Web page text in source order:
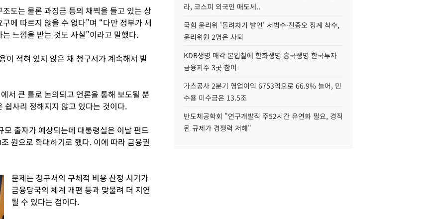
도는 물론 과징금 등의 채찍을 들고 있는 상
에 따르지 않을 수 없다”며 “다만 정부가 세
느낌을 받는 것도 사실”이라고 말했다.
이 적혀 있지 않은 채 청구서가 계속해서 발
서 큰 틀로 논의되고 언론을 통해 보도될 뿐
쉽사리 정해지지 않고 있다는 것이다.
출자가 예상되는데 대통령실은 이날 펀드
원으로 확대하기로 했다. 이에 따라 금융권
문제는 청구서의 구체적 비용 산정 시기가
금융당국의 체계 개편 등과 맞물려 더 지연
될 수 있다는 점이다.
라, 코스피 외국인 매도세..
국힘 윤리위 '돌려차기 발언' 서범수·진종오 징계 착수,
윤리위원 2명은 사퇴
KDB생명 매각 본입찰에 한화생명 흥국생명 한국투자
금융지주 3곳 참여
가스공사 2분기 영업이익 6753억으로 66.9% 늘어, 민
수용 미수금은 13.5조
반도체공학회 "연구개발직 주52시간 유연화 필요, 경직
된 규제가 경쟁력 저해"